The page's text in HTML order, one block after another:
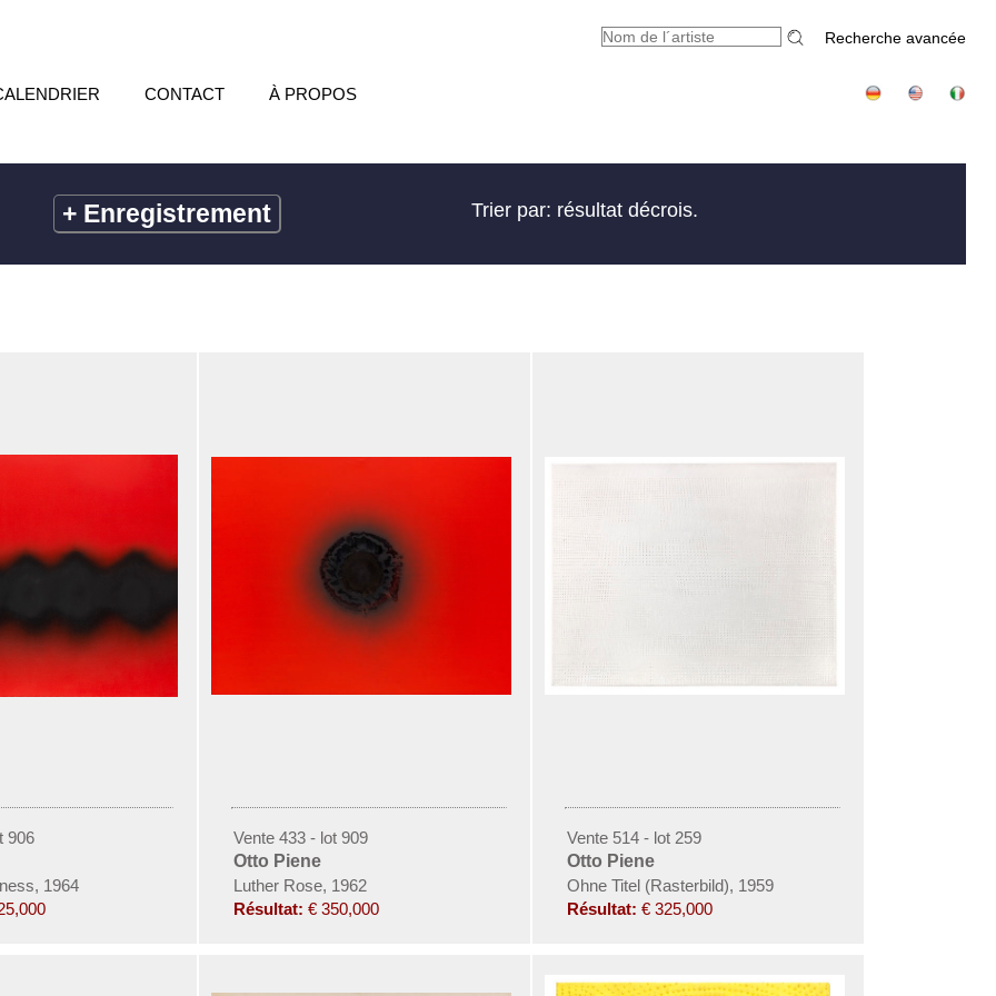
Recherche avancée
CONTACT À PROPOS
+ Enregistrement Trier par: résultat décrois.
906
1964
Vente 433 - lot 909
Otto Piene
Luther Rose, 1962
Résultat: € 350,000
Vente 514 - lot 259
Otto Piene
Ohne Titel (Rasterbild), 1959
Résultat: € 325,000